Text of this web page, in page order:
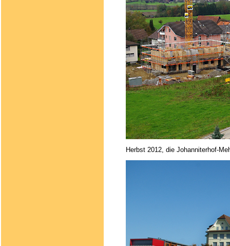
Herbst 2012, die Johanniterhof-